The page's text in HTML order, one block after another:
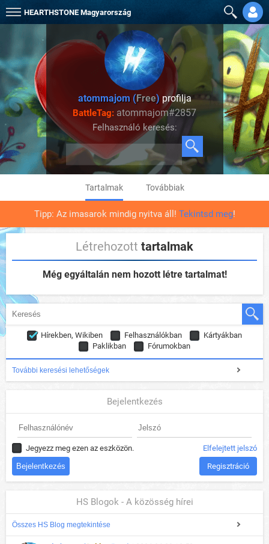
HEARTHSTONE Magyarország
atommajom (Free)profilja
BattleTag: atommajom#2857
Felhasználó keresés:
Tartalmak Továbbiak
Tipp: Az imasarok mindig nyitva áll! Tekintsd meg!
Létrehozott tartalmak
Még egyáltalán nem hozott létre tartalmat!
Hírekben, Wikiben Felhasználókban
Kártyákban
Paklikban
Fórumokban
További keresési lehetőségek
Bejelentkezés
Jegyezz meg ezen az eszközön. Elfelejtett jelszó
Regisztráció
HS Blogok - A közösség hírei
Összes HS Blog megtekintése